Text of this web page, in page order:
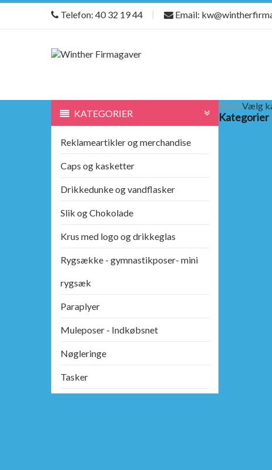
Telefon: 40 32 19 44 Email:
KATEGORIER
Reklameartikler og merchandise
Caps og kasketter
Drikkedunke og vandflasker
Slik og Chokolade
Krus med logo og drikkeglas
Rygsække - gymnastikposer- mini
rygsæk
Paraplyer
Muleposer - Indkøbsnet
Nøgleringe
Tasker
MenuVælg
Kategorier